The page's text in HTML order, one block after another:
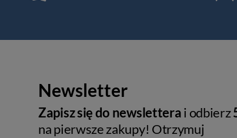
Newsletter
Zapisz się do newsletterai odbierz
na pierwsze zakupy! Otrzymuj